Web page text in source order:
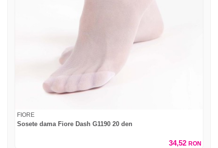
FIORE
Sosete dama Fiore Dash G1190 20 den
34,52 RON